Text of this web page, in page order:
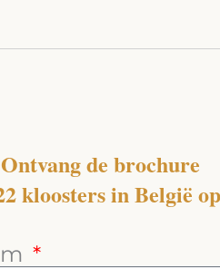
Ontvang de brochure
kloosters in België